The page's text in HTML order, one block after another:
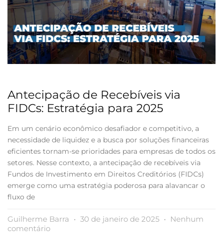
Antecipação de Recebíveis via
FIDCs: Estratégia para 2025
Em um cenário econômico desafiador e competitivo, a
necessidade de liquidez e a busca por soluções financeiras
eficientes tornam-se prioridades para empresas de todos os
setores. Nesse contexto, a antecipação de recebíveis via
Fundos de Investimento em Direitos Creditórios (FIDCs)
emerge como uma estratégia poderosa para alavancar o
fluxo de
Guilherme Barra 30 de janeiro de 2025
Nenhum
comentário